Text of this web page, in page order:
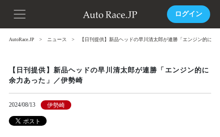
ログイン
AutoRace.JP ニュース 【日刊提供】新品ヘッドの早川清太郎が連勝「エンジン的に余
【日刊提供】新品ヘッドの早川清太郎が連勝「エンジン的に
余力あった」／伊勢崎
2024/08/13 伊勢崎